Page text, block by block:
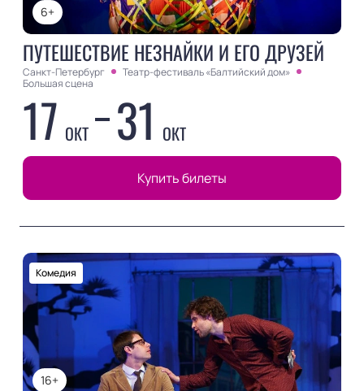
6+
ПУТЕШЕСТВИЕ НЕЗНАЙКИ И ЕГО ДРУЗЕЙ
Санкт-Петербург
Театр-фестиваль «Балтийский дом»
Большая сцена
17 ОКТ 31 ОКТ
Купить билеты
16+
Комедия